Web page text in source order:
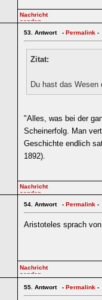
53. Antwort - Permalink -
Zitat:
Du hast das Wesen
"Alles, was bei der
Scheinerfolg. Man
Geschichte endlich
1892).
54. Antwort - Permalink -
Aristoteles sprach
55. Antwort - Permalink -